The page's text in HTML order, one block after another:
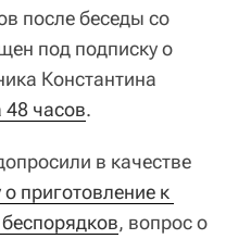
после беседы со
под подписку о
Константина
часов.
в качестве
о приготовление к
, вопрос о